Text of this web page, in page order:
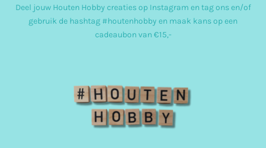
g
r
a
Deel jouw Houten Hobby creaties op Instagram en tag ons en/of
gebruik de hashtag #houtenhobby en maak kans op een
cadeaubon van €15,-